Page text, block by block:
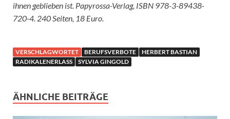
ihnen geblieben ist. Papyrossa-Verlag, ISBN 978-3-89438-
720-4. 240 Seiten, 18 Euro.
VERSCHLAGWORTET BERUFSVERBOTE
HERBERT BASTIAN
RADIKALENERLASS
SYLVIA GINGOLD
ÄHNLICHE BEITRÄGE